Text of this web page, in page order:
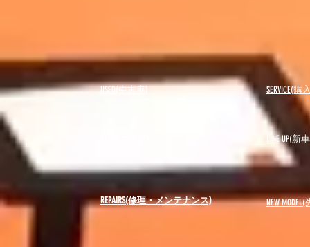
USED(中古車) SERVICE(
LINE UP(新
REPAIRS(修理・メンテナンス) NEW MODEL(